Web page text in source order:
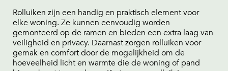
Rolluiken zijn een handig en praktisch element voor
elke woning. Ze kunnen eenvoudig worden
gemonteerd op de ramen en bieden een extra laag van
veiligheid en privacy. Daarnast zorgen rolluiken voor
gemak en comfort door de mogelijkheid om de
hoeveelheid licht en warmte die de woning of pand